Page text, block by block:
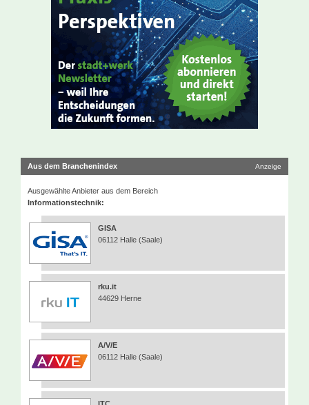
Aus dem Branchenindex Anzeige
Ausgewählte Anbieter aus dem Bereich
Informationstechnik:
GISA
06112 Halle (Saale)
rku.it
44629 Herne
A/V/E
06112 Halle (Saale)